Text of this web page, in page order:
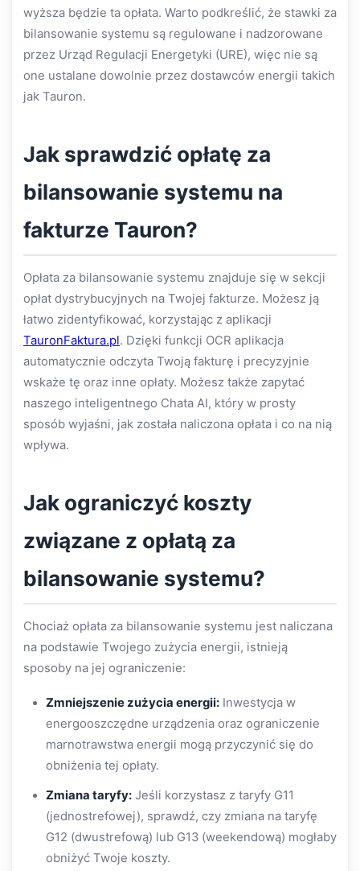
wyższa będzie ta opłata. Warto podkreślić, że stawki za
bilansowanie systemu są regulowane i nadzorowane
przez Urząd Regulacji Energetyki (URE), więc nie są
one ustalane dowolnie przez dostawców energii takich
jak Tauron.
Jak sprawdzić opłatę za
bilansowanie systemu na
fakturze Tauron?
Opłata za bilansowanie systemu znajduje się w sekcji
opłat dystrybucyjnych na Twojej fakturze. Możesz ją
łatwo zidentyfikować, korzystając z aplikacji
TauronFaktura.pl. Dzięki funkcji OCR aplikacja
automatycznie odczyta Twoją fakturę i precyzyjnie
wskaże tę oraz inne opłaty. Możesz także zapytać
naszego inteligentnego Chata AI, który w prosty
sposób wyjaśni, jak została naliczona opłata i co na nią
wpływa.
Jak ograniczyć koszty
związane z opłatą za
bilansowanie systemu?
Chociaż opłata za bilansowanie systemu jest naliczana
na podstawie Twojego zużycia energii, istnieją
sposoby na jej ograniczenie:
Zmniejszenie zużycia energii: Inwestycja w
energooszczędne urządzenia oraz ograniczenie
marnotrawstwa energii mogą przyczynić się do
obniżenia tej opłaty.
Zmiana taryfy: Jeśli korzystasz z taryfy G11
(jednostrefowej), sprawdź, czy zmiana na taryfę
G12 (dwustrefową) lub G13 (weekendową) mogłaby
obniżyć Twoje koszty.